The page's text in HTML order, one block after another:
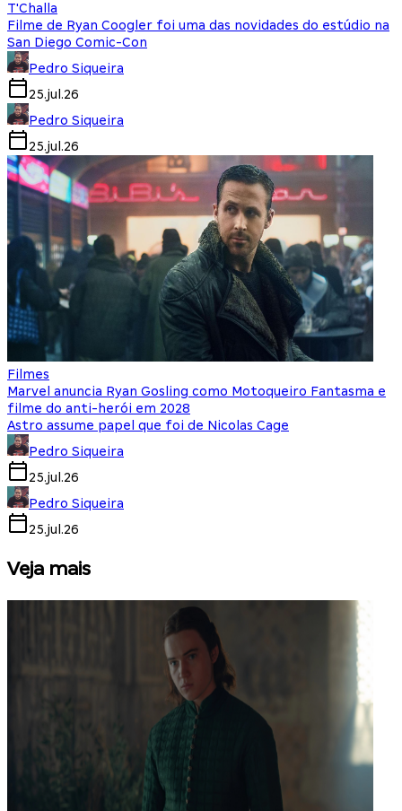
T'Challa
Filme de Ryan Coogler foi uma das novidades do estúdio na
San Diego Comic-Con
Pedro Siqueira
25.jul.26
Pedro Siqueira
25.jul.26
Filmes
Marvel anuncia Ryan Gosling como Motoqueiro Fantasma e
filme do anti-herói em 2028
Astro assume papel que foi de Nicolas Cage
Pedro Siqueira
25.jul.26
Pedro Siqueira
25.jul.26
Veja mais